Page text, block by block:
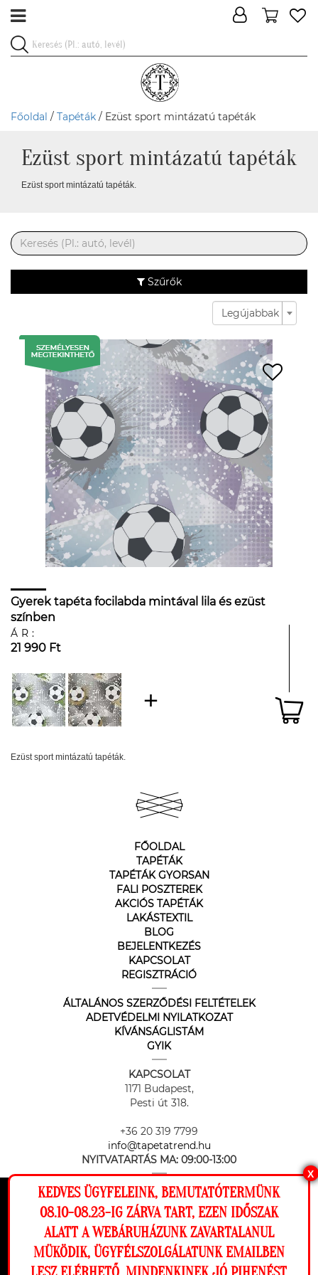
Ez a weboldal cookie-kat használ, hogy a
lehető legjobb élményt nyújtsa honlapunkon.
Beállítások
Főoldal / Tapéták / Ezüst sport mintázatú tapéták
Ezüst sport mintázatú tapéták
Ezüst sport mintázatú tapéták.
Szűrők
Legújabbak
Gyerek tapéta focilabda mintával lila és ezüst
színben
ÁR:
21 990 Ft
Ezüst sport mintázatú tapéták.
FŐOLDAL
TAPÉTÁK
TAPÉTÁK GYORSAN
FALI POSZTEREK
AKCIÓS TAPÉTÁK
LAKÁSTEXTIL
BLOG
BEJELENTKEZÉS
KAPCSOLAT
REGISZTRÁCIÓ
ÁLTALÁNOS SZERZŐDÉSI FELTÉTELEK
ADETVÉDELMI NYILATKOZAT
KÍVÁNSÁGLISTÁM
GYIK
KAPCSOLAT
1171 Budapest,
Pesti út 318.
+36 20 319 7799
info@tapetatrend.hu
NYITVATARTÁS MA: 09:00-13:00
Az online fizetést a Barion Payment Zrt. biztosítja, MNB engedély
száma: H-EN-I-1064/2013
X
KEDVES ÜGYFELEINK, BEMUTATÓTERMÜNK
08.10-08.23-IG ZÁRVA TART, EZEN IDŐSZAK
ALATT A WEBÁRUHÁZUNK ZAVARTALANUL
MÜKÖDIK, ÜGYFÉLSZOLGÁLATUNK EMAILBEN